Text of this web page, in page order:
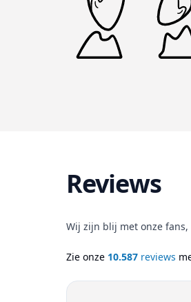
Reviews
Wij zijn blij met onze fans,
Zie onze 10.587 reviews